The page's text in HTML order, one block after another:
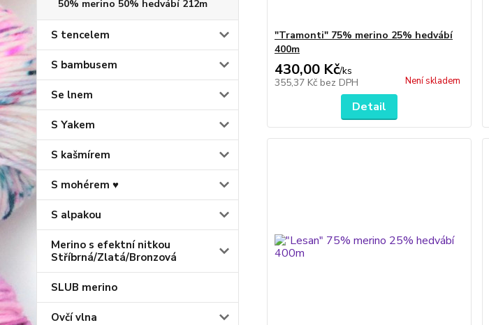
50% merino 50% hedvábí 212m
S tencelem
S bambusem
Se lnem
S Yakem
S kašmírem
S mohérem ♥
S alpakou
Merino s efektní nitkou
Stříbrná/Zlatá/Bronzová
SLUB merino
Ovčí vlna
"Tramonti" 75% merino 25% hedvábí
400m
430,00 Kč/ks
355,37 Kč bez DPH Není skladem
Detail